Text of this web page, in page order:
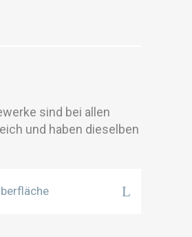
sind bei allen
und haben dieselben